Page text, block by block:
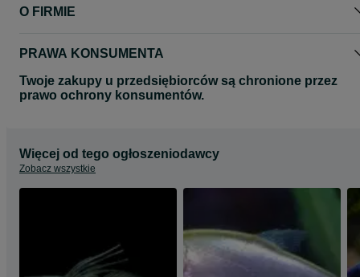
O FIRMIE
PRAWA KONSUMENTA
Twoje zakupy u przedsiębiorców są chronione przez
prawo ochrony konsumentów.
Więcej od tego ogłoszeniodawcy
Zobacz wszystkie